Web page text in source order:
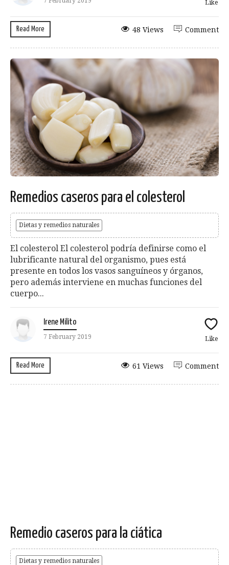
Like
Read More Comment
48 Views
Remedios caseros para el colesterol
Dietas y remedios naturales
El colesterol El colesterol podría definirse como el
lubrificante natural del organismo, pues está
presente en todos los vasos sanguíneos y órganos,
pero además interviene en muchas funciones del
cuerpo...
Irene Milito
7 February 2019 Like
Read More Comment
61 Views
Remedio caseros para la ciática
Dietas y remedios naturales